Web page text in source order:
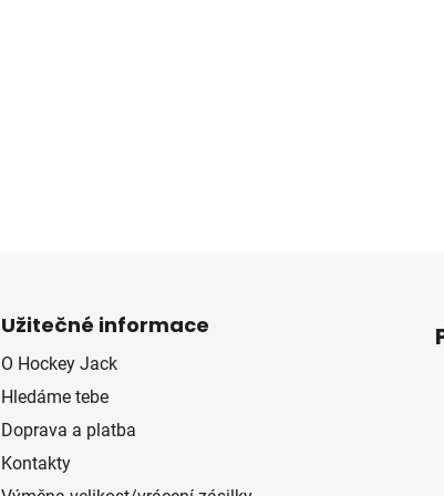
d
Užitečné informace
O Hockey Jack
Hledáme tebe
Doprava a platba
Kontakty